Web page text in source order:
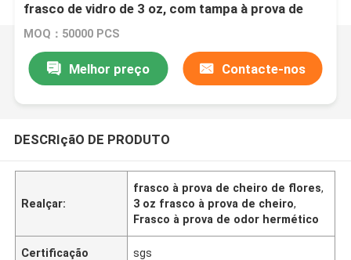
frasco de vidro de 3 oz, com tampa à prova de
crianças, branco, tampa plana, logotipo
MOQ：50000 PCS
Melhor preço Contacte-nos
DESCRIçãO DE PRODUTO
Realçar:
frasco à prova de cheiro de flores,
3 oz frasco à prova de cheiro,
Frasco à prova de odor hermético
Certificação sgs